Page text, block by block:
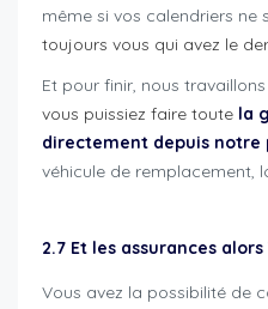
même si vos calendriers ne
toujours vous qui avez le
Et pour finir, nous
vous puissiez faire toute la
directement depuis
véhicule de remplacement,
2.7 Et les assurances alors
Vous avez la possibilité de